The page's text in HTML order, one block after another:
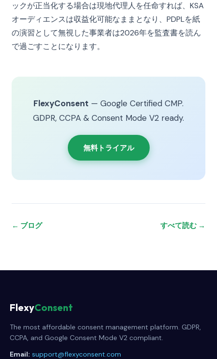
ックが正当化する場合は現地代理人を任命すれば、KSA
オーディエンスは収益化可能なままとなり、PDPLを紙
の演習として無視した事業者は2026年を監査書を読ん
で過ごすことになります。
FlexyConsent — Google Certified CMP.
GDPR, CCPA & Consent Mode V2 ready.
無料トライアル
← ブログ すべて読む →
FlexyConsent
The most affordable consent management platform. GDPR,
CCPA, and Google Consent Mode V2 compliant.
Email: support@flexyconsent.com